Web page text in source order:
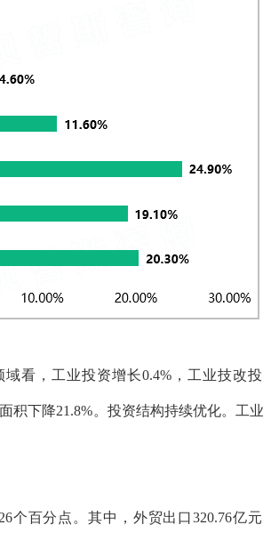
看，工业投资增长0.4%，工业技改
积下降21.8%。投资结构持续优化。工
个百分点。其中，外贸出口320.76亿